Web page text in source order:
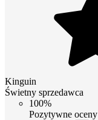
Kinguin
Świetny sprzedawca
100%
Pozytywne oceny